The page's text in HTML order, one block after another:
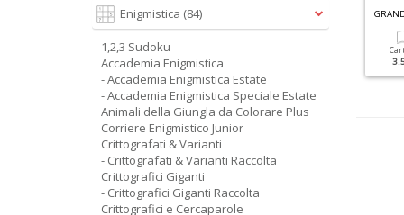
C
RUCIPUZZLE GIGANTI RACCOLTA N.2
Digitale
2.90 € 3.50 €
Enigmistica (84)
1,2,3 Sudoku
Accademia Enigmistica
- Accademia Enigmistica Estate
- Accademia Enigmistica Speciale Estate
Animali della Giungla da Colorare Plus
Corriere Enigmistico Junior
Crittografati & Varianti
- Crittografati & Varianti Raccolta
Crittografici Giganti
- Crittografici Giganti Raccolta
Crittografici e Cercaparole